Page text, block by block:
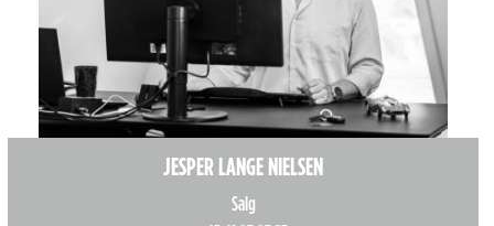
JESPER LANGE NIELSEN
Salg